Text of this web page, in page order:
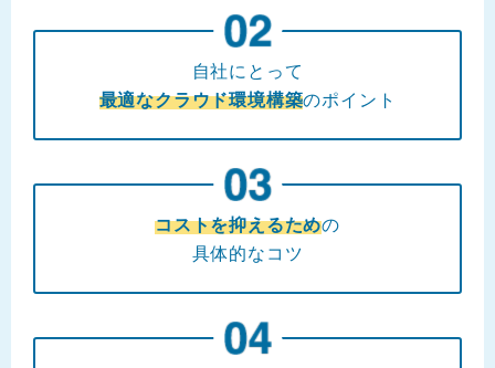
自社にとって
最適なクラウド環境構築のポイント
コストを抑えるための
具体的なコツ